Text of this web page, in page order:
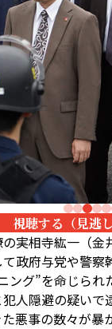
視聴する（見逃
相寺紘一（
府与党や警
”を命じられ
人隠避の疑い
悪事の数々が